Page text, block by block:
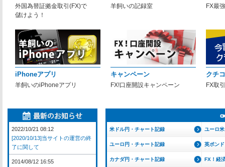
外国為替証拠金取引(FX)で
儲けよう！
羊飼いの記録室 FX最
iPhoneアプリ
羊飼いのiPhoneアプリ
キャンペーン
FX!口座開設キャンペーン
クチ
FX取
米ドル円・チャート記録 ユーロ
ユーロ円・チャート記録 英ポン
カナダ円・チャート記録 FX！経
2022/10/21 08:12
[2020/10/13]当サイトの運営の終
了に関して
2014/08/12 16:55